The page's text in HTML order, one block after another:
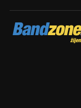
Bandzone.cz
žijeme hudbou